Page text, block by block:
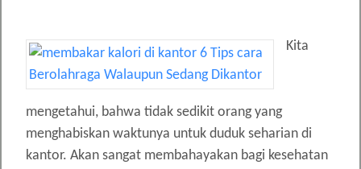
Kita
mengetahui, bahwa tidak sedikit orang yang
menghabiskan waktunya untuk duduk seharian di
kantor. Akan sangat membahayakan bagi kesehatan